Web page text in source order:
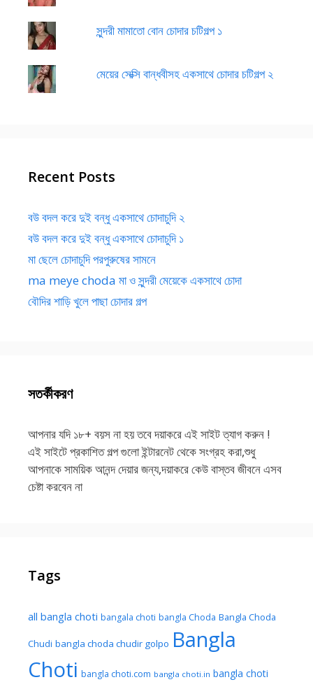
সুন্দরী মামাতো বোন চোদার চটিগল্প ১
মেয়ের সেক্সি বান্ধবীসহ একসাথে চোদার চটিগল্প ২
Recent Posts
বউ বদল করে দুই বন্ধু একসাথে চোদাচুদি ২
বউ বদল করে দুই বন্ধু একসাথে চোদাচুদি ১
মা ছেলে চোদাচুদি পরপুরুষের সামনে
ma meye choda মা ও সুন্দরী মেয়েকে একসাথে চোদা
বৌদির শাড়ি খুলে পাছা চোদার গল্প
সতর্কীকরণ
আপনার যদি ১৮+ বয়স না হয় তবে দয়াকরে এই সাইট ত্যাগ করুন !
এই সাইটে প্রকাশিত গল্প গুলো ইন্টারনেট থেকে সংগ্রহ করা,শুধু
আপনাকে সাময়িক আনন্দ দেয়ার জন্য,দয়াকরে কেউ বাস্তব জীবনে এসব
চেষ্টা করবেন না
Tags
all bangla choti bangala choti bangla Choda Bangla Choda
Chudi bangla choda chudir golpo Bangla
Choti bangla choti.com bangla choti.in bangla choti